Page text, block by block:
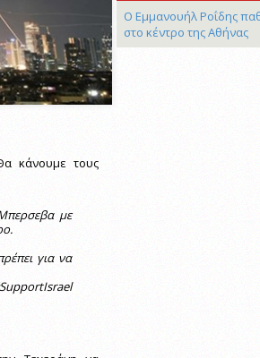
κάνουμε τους
με
για να
Ο Εμμανουήλ Ροΐδης
στο κέντρο της Αθήνας